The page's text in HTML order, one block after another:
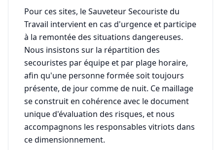
Pour ces sites, le Sauveteur Secouriste du
Travail intervient en cas d'urgence et participe
à la remontée des situations dangereuses.
Nous insistons sur la répartition des
secouristes par équipe et par plage horaire,
afin qu'une personne formée soit toujours
présente, de jour comme de nuit. Ce maillage
se construit en cohérence avec le document
unique d'évaluation des risques, et nous
accompagnons les responsables vitriots dans
ce dimensionnement.